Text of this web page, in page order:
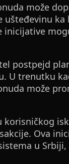
može
postpejd
U trenutku
može
korisničkog
Ova
u